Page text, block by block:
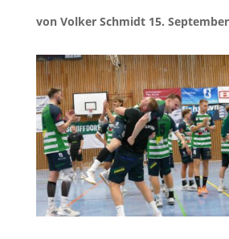
von Volker Schmidt15.